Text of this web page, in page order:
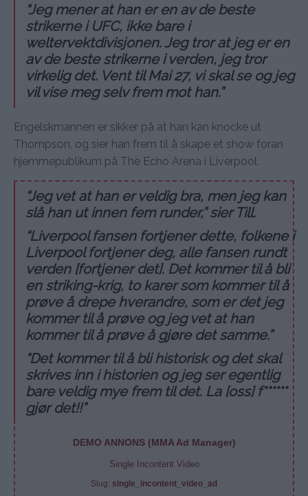
“Jeg mener at han er en av de beste
strikerne i UFC, ikke bare i
weltervektdivisjonen. Jeg tror at jeg er en
av de beste strikerne i verden, jeg tror
virkelig det. Vent til Mai 27, vi skal se og jeg
vil vise meg selv frem mot han.”
Engelskmannen er sikker på at han kan knocke ut
Thompson, og sier han frem til å skape et show foran
hjemmepublikum på The Echo Arena i Liverpool.
“Jeg vet at han er veldig bra, men jeg kan
slå han ut innen fem runder,” sier Till.
“Liverpool fansen fortjener dette, folkene i
Liverpool fortjener deg, alle fansen rundt
verden [fortjener det]. Det kommer til å bli
en striking-krig, to karer som kommer til å
prøve å drepe hverandre, som er det jeg
kommer til å prøve og jeg vet at han
kommer til å prøve å gjøre det samme.”
“Det kommer til å bli historisk og det skal
skrives inn i historien og jeg ser egentlig
bare veldig mye frem til det. La [oss] f******
gjør det!!”
DEMO ANNONS (MMA Ad Manager)
Single Incontent Video
Slug: single_incontent_video_ad